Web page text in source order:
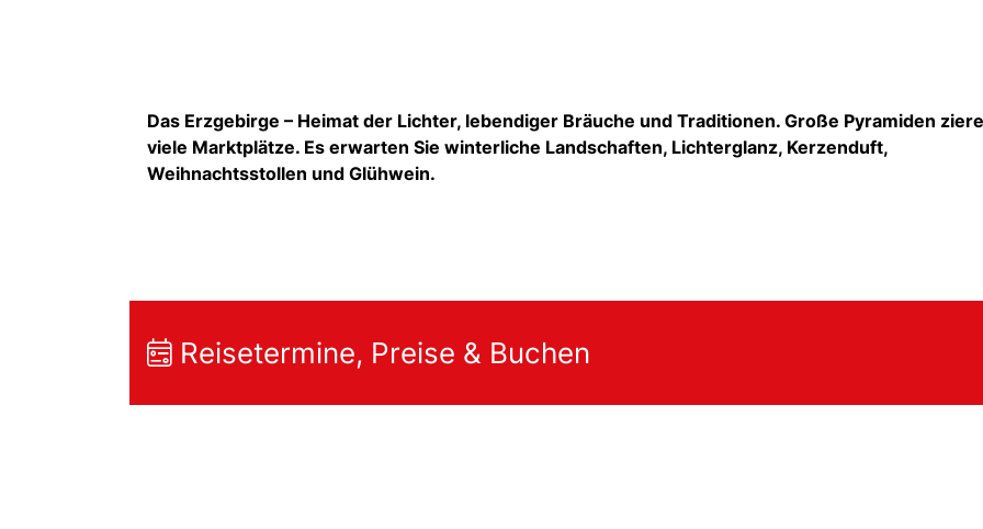
Das Erzgebirge – Heimat der Lichter, lebendiger Bräuche und Traditionen. Große Pyramiden
viele Marktplätze. Es erwarten Sie winterliche Landschaften, Lichterglanz, Kerzenduft,
Weihnachtsstollen und Glühwein.
Reisetermine, Preise & Buchen